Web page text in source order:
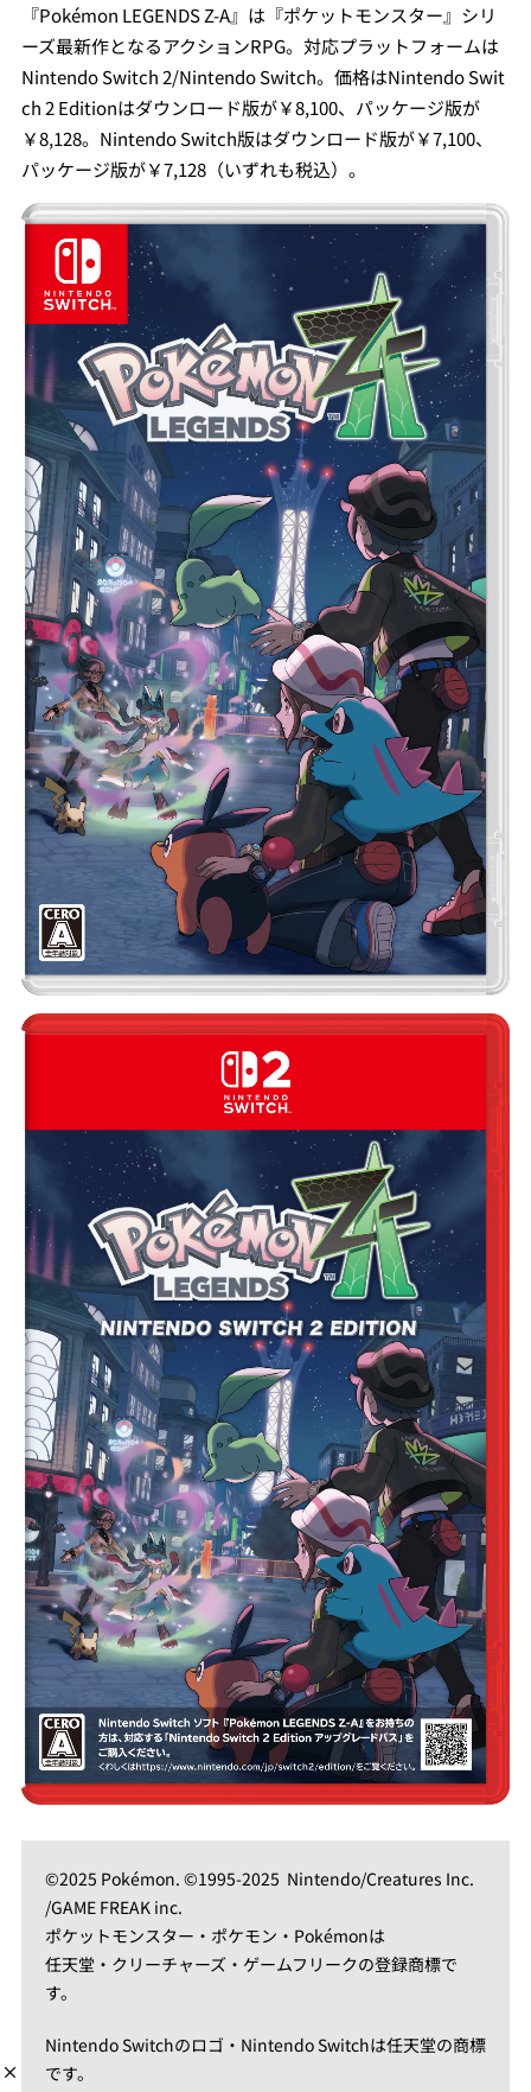
『Pokémon LEGENDS Z-A』は『ポケットモンスター』シリ
ーズ最新作となるアクションRPG。対応プラットフォームは
Nintendo Switch 2/Nintendo Switch。価格はNintendo Swit
ch 2 Editionはダウンロード版が￥8,100、パッケージ版が
￥8,128。Nintendo Switch版はダウンロード版が￥7,100、
パッケージ版が￥7,128（いずれも税込）。
©2025 Pokémon. ©1995-2025 Nintendo/Creatures Inc.
/GAME FREAK inc.
ポケットモンスター・ポケモン・Pokémonは
任天堂・クリーチャーズ・ゲームフリークの登録商標で
す。
Nintendo Switchのロゴ・Nintendo Switchは任天堂の商標
です。